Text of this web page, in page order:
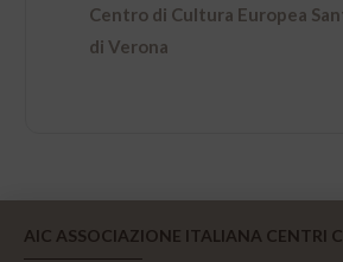
Centro di Cultura Europea
di Verona
AIC ASSOCIAZIONE ITALIANA CENTRI